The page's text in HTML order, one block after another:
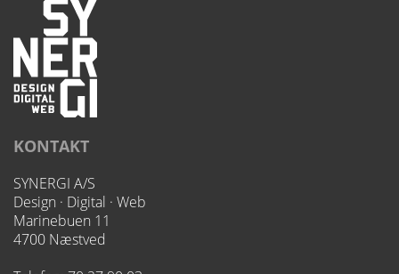
KONTAKT
SYNERGI A/S
Design · Digital · Web
Marinebuen 11
4700 Næstved